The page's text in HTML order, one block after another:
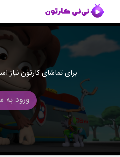
برای تماشای کارتون
ورود به